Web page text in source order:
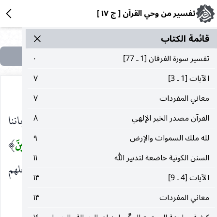
تفسير من وحي القرآن [ ج ١٧ ]
قائمة الکتاب
تفسير سورة الفرقان [1 ـ 77]
٠
الآيات‌ [1 ـ 3]
٧
معاني‌ المفردات‌
٧
القرآن‌ مصدر الخير الإلهي‌
٨
لله‌ ملك‌ السموات‌ و‌الإرض‌
٩
السنن‌ الكونية خاضعة لتدبير ‌الله‌
١١
الآيات‌ [4 ـ 9]
١٣
معاني‌ المفردات‌
١٣
ولنقوّم ما انحرفنا فيه ، ولنكمل ما نقص من إيماننا
وأعمالنا ، فيستقيم لنا السبيل ،
فَنَكُونَ مِنَ الْمُؤْمِنِينَ)
الذين ينالهم الله بكرامته ، ويرحمهم برحمته ، ويدخلهم
في جنته.